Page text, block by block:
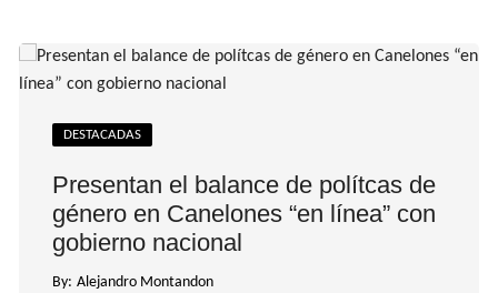
DESTACADAS
Presentan el balance de polítcas de
género en Canelones “en línea” con
gobierno nacional
By: Alejandro Montandon